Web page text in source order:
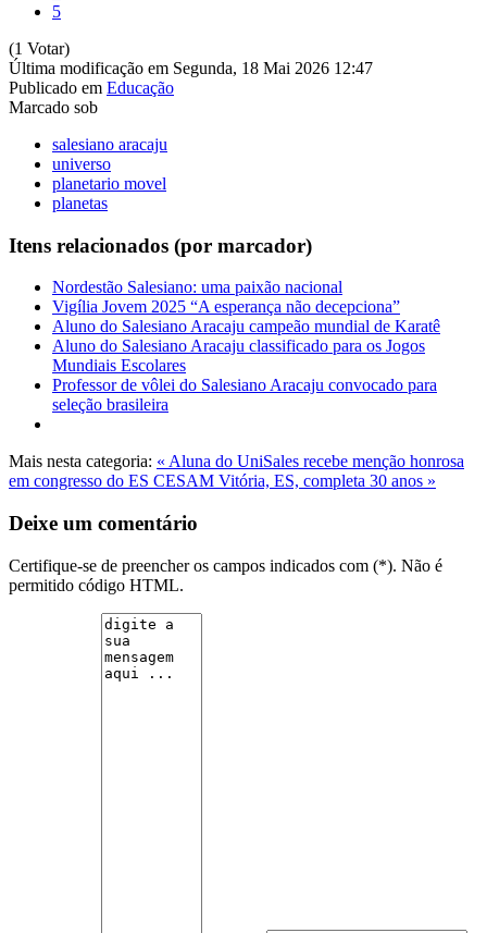
5
(1 Votar)
Última modificação em Segunda, 18 Mai 2026 12:47
Publicado em Educação
Marcado sob
salesiano aracaju
universo
planetario movel
planetas
Itens relacionados (por marcador)
Nordestão Salesiano: uma paixão nacional
Vigília Jovem 2025 “A esperança não decepciona”
Aluno do Salesiano Aracaju campeão mundial de Karatê
Aluno do Salesiano Aracaju classificado para os Jogos
Mundiais Escolares
Professor de vôlei do Salesiano Aracaju convocado para
seleção brasileira
Mais nesta categoria: « Aluna do UniSales recebe menção honrosa
em congresso do ES CESAM Vitória, ES, completa 30 anos »
Deixe um comentário
Certifique-se de preencher os campos indicados com (*). Não é
permitido código HTML.